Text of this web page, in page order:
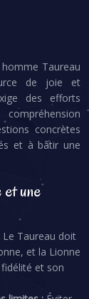
Taureau
de joie et
des efforts
concrètes
et à bâtir une
une
Le Taureau doit
et la Lionne
et son